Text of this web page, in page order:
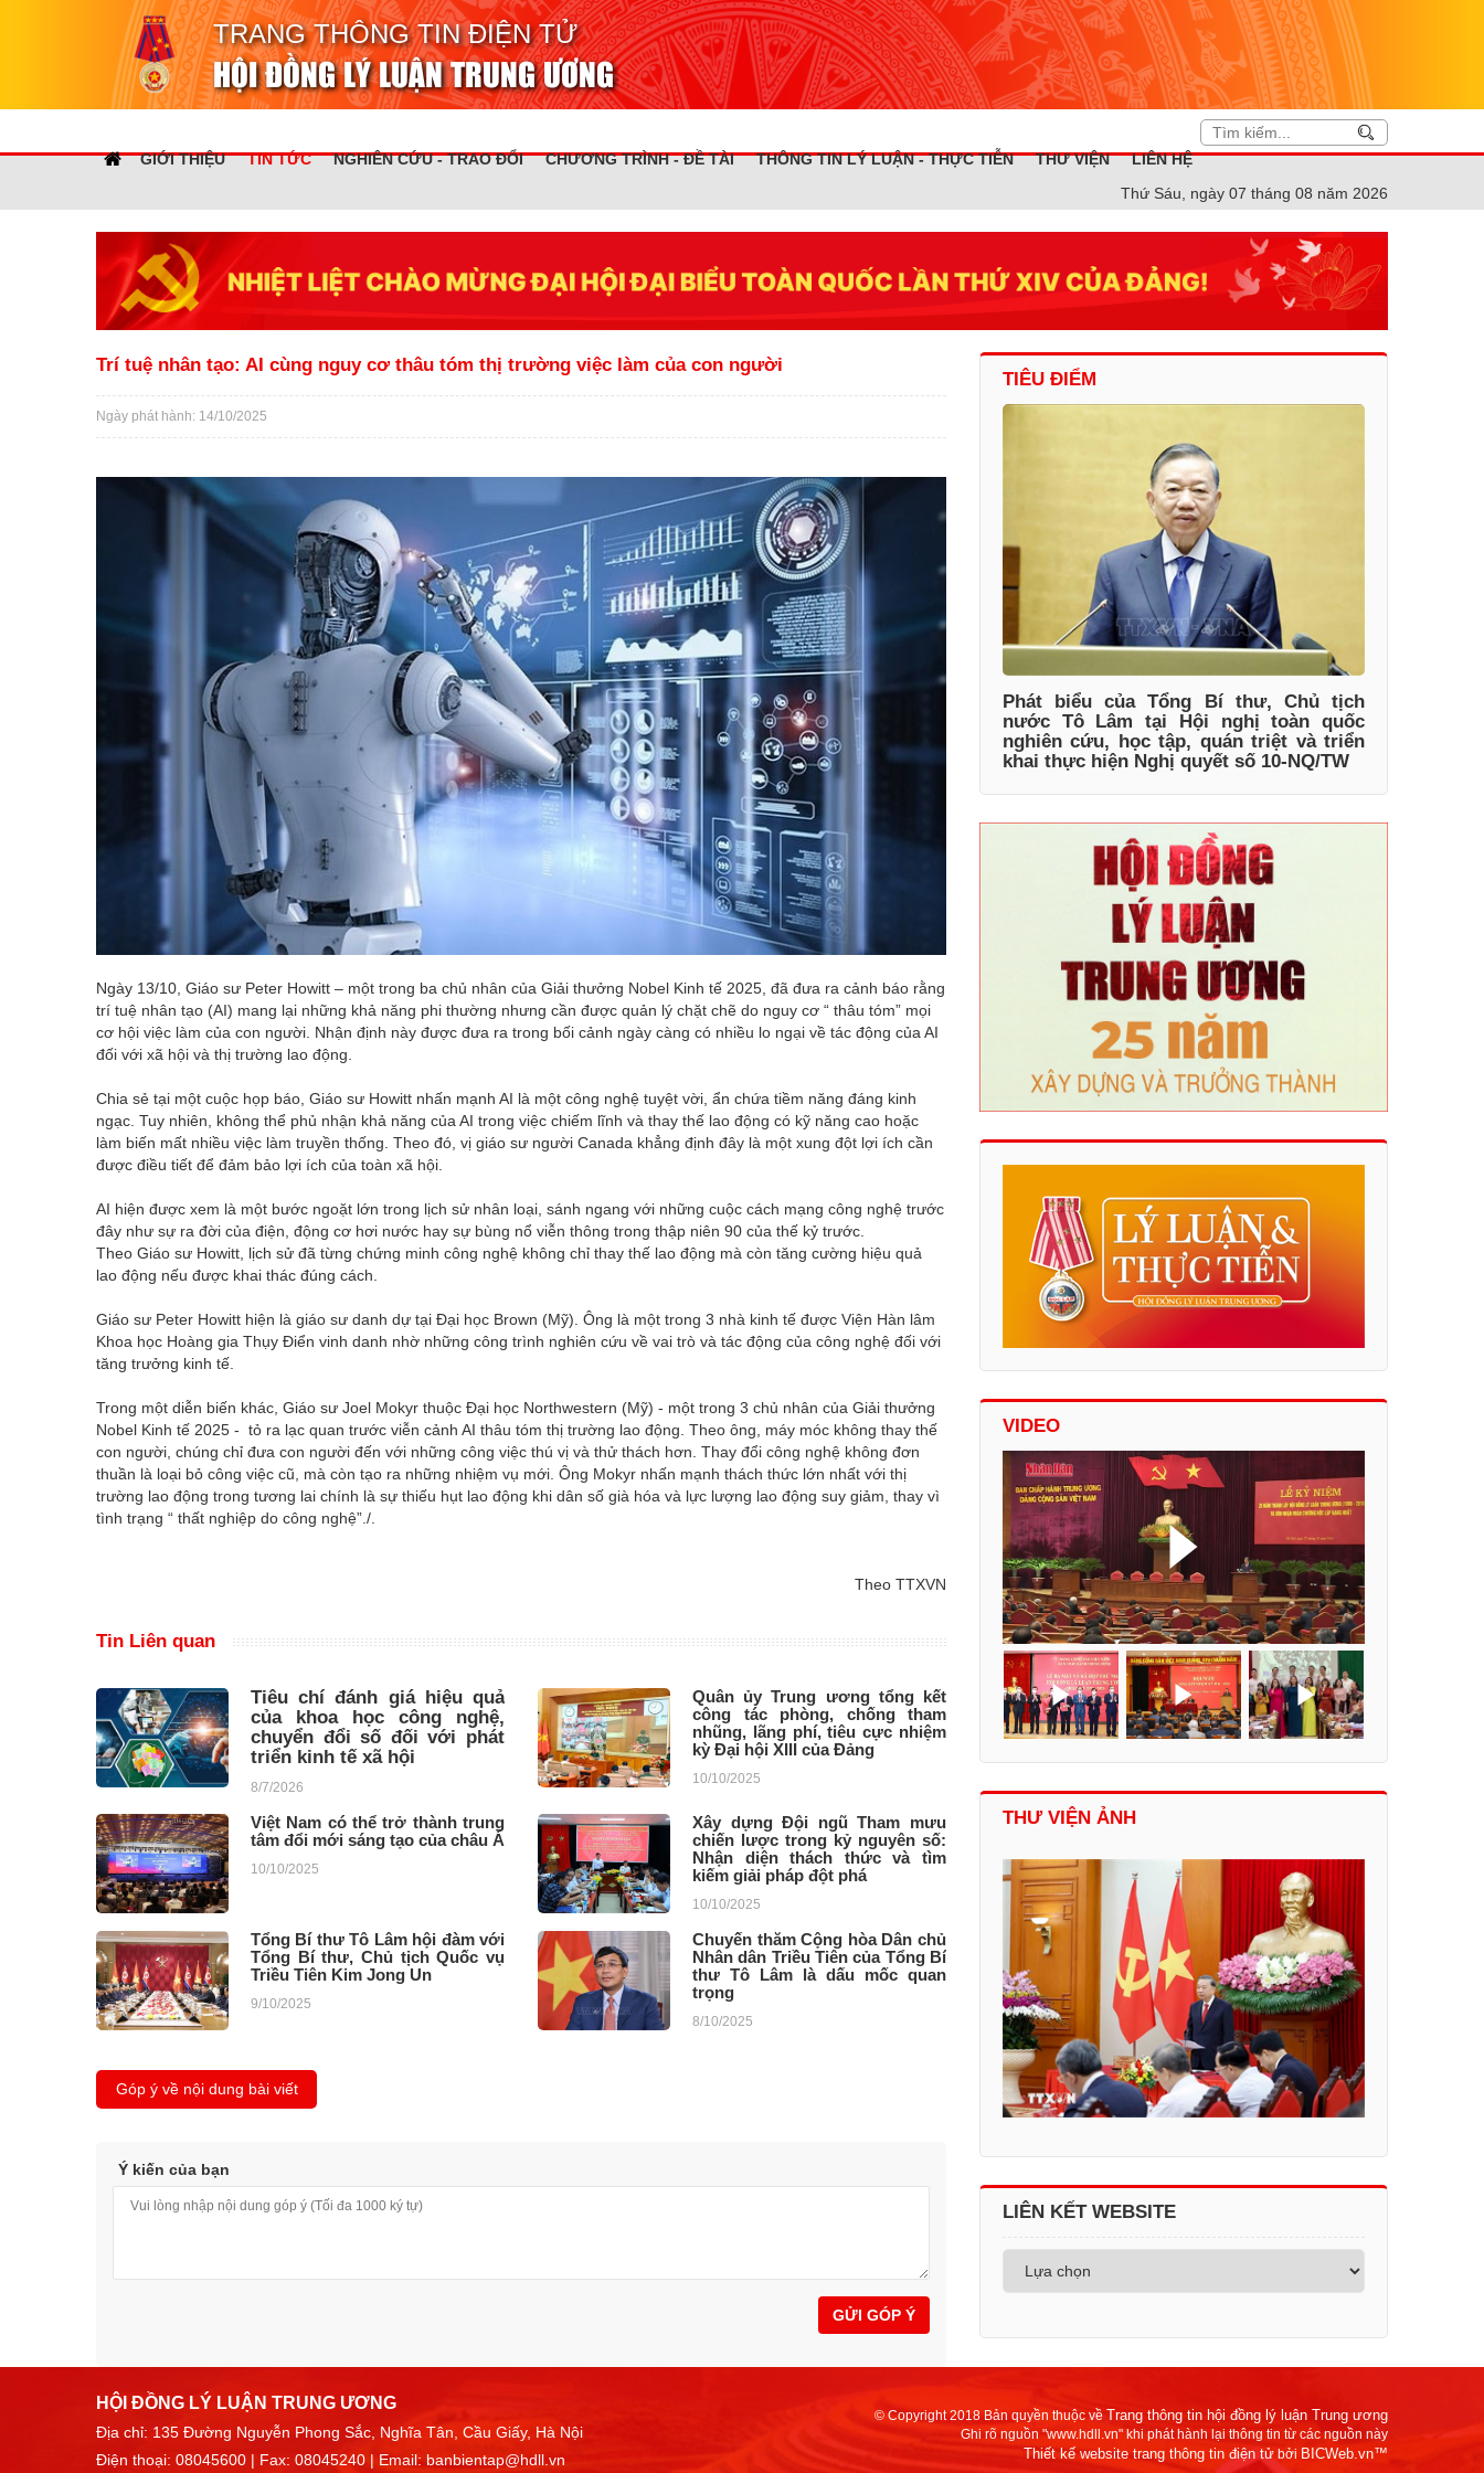
TRANG THÔNG TIN ĐIỆN TỬ
HỘI ĐỒNG LÝ LUẬN TRUNG ƯƠNG
GIỚI THIỆU TIN TỨC NGHIÊN CỨU - TRAO ĐỔI CHƯƠNG TRÌNH - ĐỀ TÀI THÔNG TIN LÝ LUẬN - THỰC TIỄN THƯ VIỆN
LIÊN HỆ
Thứ Sáu, ngày 07 tháng 08 năm 2026
Trí tuệ nhân tạo: AI cùng nguy cơ thâu tóm thị trường việc làm của con người
Ngày phát hành: 14/10/2025
Ngày 13/10, Giáo sư Peter Howitt – một trong ba chủ nhân của Giải thưởng Nobel Kinh tế 2025, đã đưa ra cảnh báo rằng
trí tuệ nhân tạo (AI) mang lại những khả năng phi thường nhưng cần được quản lý chặt chẽ do nguy cơ “ thâu tóm” mọi
cơ hội việc làm của con người. Nhận định này được đưa ra trong bối cảnh ngày càng có nhiều lo ngại về tác động của AI
đối với xã hội và thị trường lao động.
Chia sẻ tại một cuộc họp báo, Giáo sư Howitt nhấn mạnh AI là một công nghệ tuyệt vời, ẩn chứa tiềm năng đáng kinh
ngạc. Tuy nhiên, không thể phủ nhận khả năng của AI trong việc chiếm lĩnh và thay thế lao động có kỹ năng cao hoặc
làm biến mất nhiều việc làm truyền thống. Theo đó, vị giáo sư người Canada khẳng định đây là một xung đột lợi ích cần
được điều tiết để đảm bảo lợi ích của toàn xã hội.
AI hiện được xem là một bước ngoặt lớn trong lịch sử nhân loại, sánh ngang với những cuộc cách mạng công nghệ trước
đây như sự ra đời của điện, động cơ hơi nước hay sự bùng nổ viễn thông trong thập niên 90 của thế kỷ trước.
Theo Giáo sư Howitt, lịch sử đã từng chứng minh công nghệ không chỉ thay thế lao động mà còn tăng cường hiệu quả
lao động nếu được khai thác đúng cách.
Giáo sư Peter Howitt hiện là giáo sư danh dự tại Đại học Brown (Mỹ). Ông là một trong 3 nhà kinh tế được Viện Hàn lâm
Khoa học Hoàng gia Thụy Điển vinh danh nhờ những công trình nghiên cứu về vai trò và tác động của công nghệ đối với
tăng trưởng kinh tế.
Trong một diễn biến khác, Giáo sư Joel Mokyr thuộc Đại học Northwestern (Mỹ) - một trong 3 chủ nhân của Giải thưởng
Nobel Kinh tế 2025 - tỏ ra lạc quan trước viễn cảnh AI thâu tóm thị trường lao động. Theo ông, máy móc không thay thế
con người, chúng chỉ đưa con người đến với những công việc thú vị và thử thách hơn. Thay đổi công nghệ không đơn
thuần là loại bỏ công việc cũ, mà còn tạo ra những nhiệm vụ mới. Ông Mokyr nhấn mạnh thách thức lớn nhất với thị
trường lao động trong tương lai chính là sự thiếu hụt lao động khi dân số già hóa và lực lượng lao động suy giảm, thay vì
tình trạng “ thất nghiệp do công nghệ”./.
Theo TTXVN
Tin Liên quan
Tiêu chí đánh giá hiệu quả
của khoa học công nghệ,
chuyển đổi số đối với phát
triển kinh tế xã hội
8/7/2026
Quân ủy Trung ương tổng kết
công tác phòng, chống tham
nhũng, lãng phí, tiêu cực nhiệm
kỳ Đại hội XIII của Đảng
10/10/2025
Việt Nam có thể trở thành trung
tâm đổi mới sáng tạo của châu Á
10/10/2025
Xây dựng Đội ngũ Tham mưu
chiến lược trong kỷ nguyên số:
Nhận diện thách thức và tìm
kiếm giải pháp đột phá
10/10/2025
Tổng Bí thư Tô Lâm hội đàm với
Tổng Bí thư, Chủ tịch Quốc vụ
Triều Tiên Kim Jong Un
9/10/2025
Chuyến thăm Cộng hòa Dân chủ
Nhân dân Triều Tiên của Tổng Bí
thư Tô Lâm là dấu mốc quan
trọng
8/10/2025
Góp ý về nội dung bài viết
Ý kiến của bạn
GỬI GÓP Ý
TIÊU ĐIỂM
Phát biểu của Tổng Bí thư, Chủ tịch
nước Tô Lâm tại Hội nghị toàn quốc
nghiên cứu, học tập, quán triệt và triển
khai thực hiện Nghị quyết số 10-NQ/TW
VIDEO
THƯ VIỆN ẢNH
LIÊN KẾT WEBSITE
HỘI ĐỒNG LÝ LUẬN TRUNG ƯƠNG
Địa chỉ: 135 Đường Nguyễn Phong Sắc, Nghĩa Tân, Cầu Giấy, Hà Nội
Điện thoại: 08045600 | Fax: 08045240 | Email: banbientap@hdll.vn
© Copyright 2018 Bản quyền thuộc về Trang thông tin hội đồng lý luận Trung ương
Ghi rõ nguồn "www.hdll.vn" khi phát hành lại thông tin từ các nguồn này
Thiết kế website trang thông tin điện tử bởi BICWeb.vn™